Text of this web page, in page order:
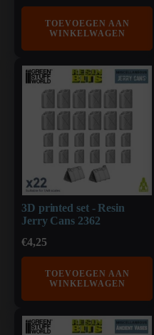
TOEVOEGEN AAN
WINKELWAGEN
3D printed set - Resin
Jerry Cans 2362
€4,25
TOEVOEGEN AAN
WINKELWAGEN